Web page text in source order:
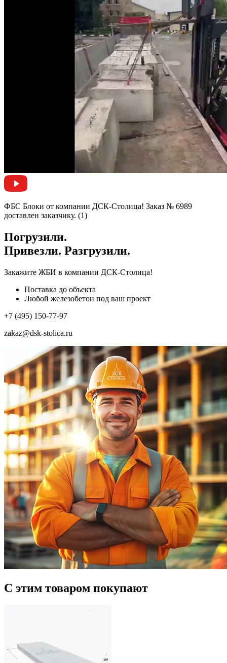
ФБС Блоки от компании ДСК-Столица! Заказ № 6989
доставлен заказчику. (1)
Погрузили.
Привезли. Разгрузили.
Закажите ЖБИ в компании ДСК-Столица!
Поставка до объекта
Любой железобетон под ваш проект
+7 (495) 150-77-97
zakaz@dsk-stolica.ru
С этим товаром покупают